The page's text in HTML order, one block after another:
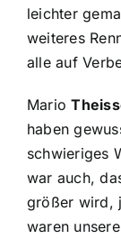
leichter
weiteres
alle auf
Mario
haben
schwieriges
war auch,
größer wird,
waren